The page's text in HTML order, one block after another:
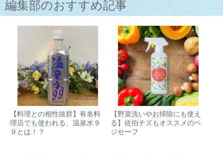
編集部のおすすめ記事
【料理との相性抜群】有名料
理店でも使われる、温泉水９
９とは！？
【野菜洗いやお掃除にも使え
る】佐伯チズもオススメのベ
ジセーフ